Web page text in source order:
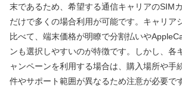
末であるため、希望する通信キャリアのSIM
だけで多くの場合利用が可能です。キャリア
比べて、端末価格が明瞭で分割払いや
ンも選択しやすいのが特徴です。しかし、各
ャンペーンを利用する場合は、購入場所や手
件やサポート範囲が異なるため注意が必要で